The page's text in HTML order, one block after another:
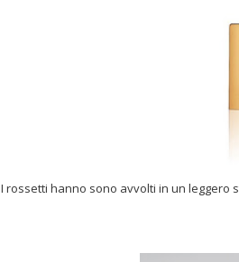
I rossetti hanno sono avvolti in un